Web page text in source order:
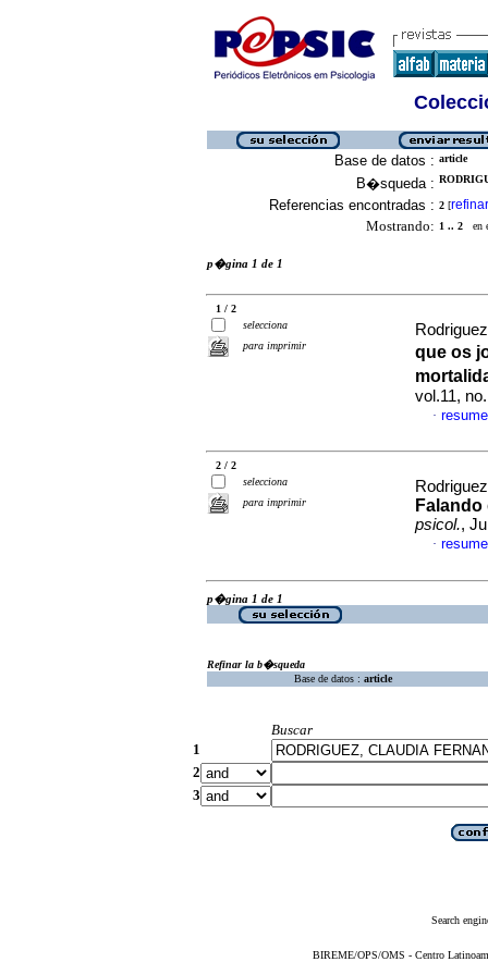
Base de datos : article
B�squeda :
Referencias encontradas : 2 [refinar
Mostrando: 1 .. 2 en
p�gina 1 de 1
1 / 2
selecciona
para imprimir
que os
vol.11,
·
2 / 2
selecciona
para imprimir
psicol.,
·
p�gina 1 de 1
Refinar la b�squeda
Base de datos : article
Buscar
1
2
3
Search
BIREME/OPS/OMS - Centro